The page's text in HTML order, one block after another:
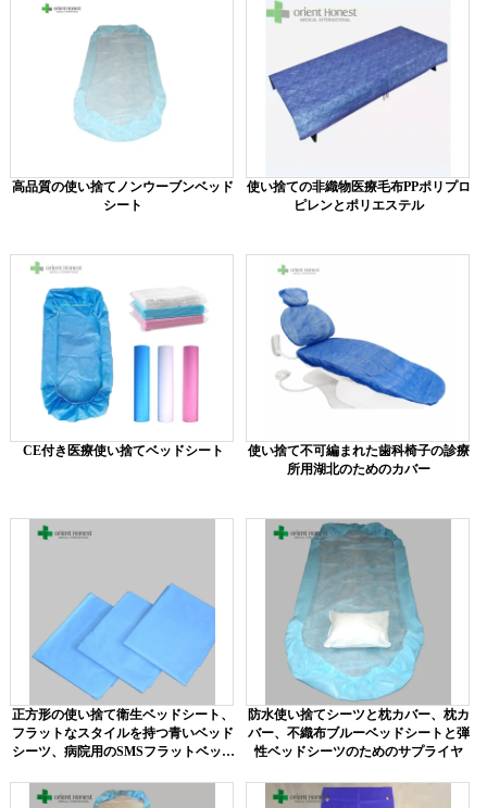
高品質の使い捨てノンウーブンベッド
シート
使い捨ての非織物医療毛布PPポリプロ
ピレンとポリエステル
CE付き医療使い捨てベッドシート
使い捨て不可編まれた歯科椅子の診療
所用湖北のためのカバー
正方形の使い捨て衛生ベッドシート、
フラットなスタイルを持つ青いベッド
シーツ、病院用のSMSフラットベッド
ヤー
防水使い捨てシーツと枕カバー、枕カ
バー、不織布ブルーベッドシートと弾
性ベッドシーツのためのサプライヤ